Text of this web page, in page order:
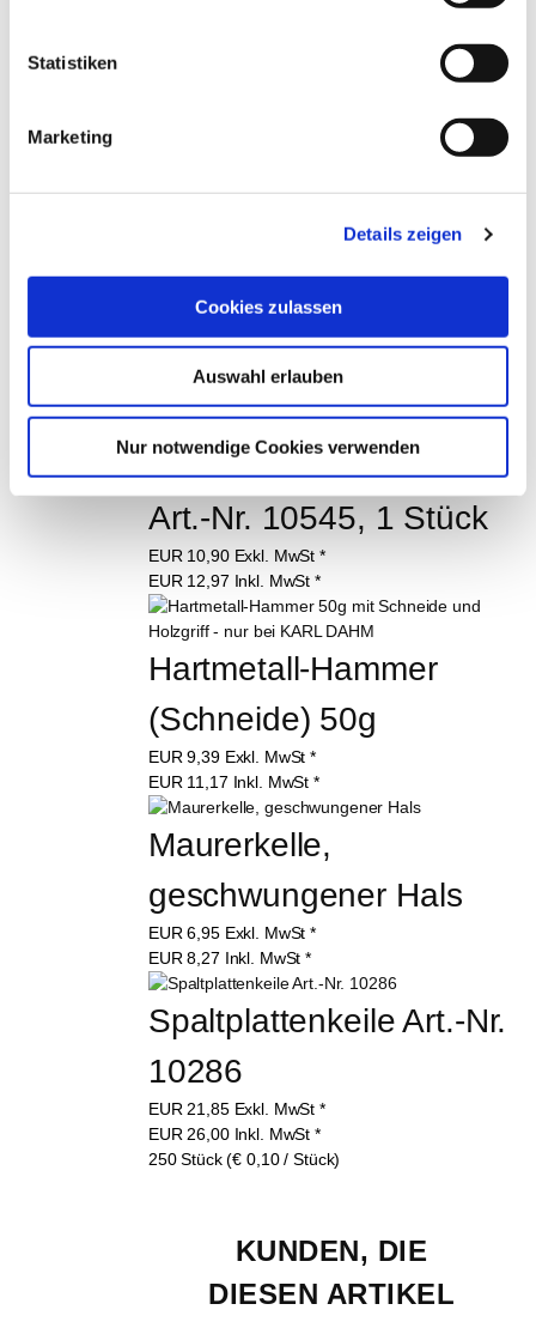
Statistiken
Marketing
Details zeigen
Cookies zulassen
Auswahl erlauben
Nur notwendige Cookies verwenden
DIESE PRODUKTE
KÖNNTEN SIE AUCH
INTERESSIEREN:
Senkloteinrichter DBGM
Art.-Nr. 10545, 1 Stück
EUR 10,90 Exkl. MwSt *
EUR 12,97 Inkl. MwSt *
Hartmetall-Hammer
(Schneide) 50g
EUR9,39 Exkl. MwSt *
EUR 11,17 Inkl. MwSt *
Maurerkelle,
geschwungener Hals
EUR6,95 Exkl. MwSt *
EUR8,27 Inkl. MwSt *
Spaltplattenkeile Art.-Nr.
10286
EUR 21,85 Exkl. MwSt *
EUR 26,00 Inkl. MwSt *
250 Stück (€ 0,10 / Stück)
KUNDEN, DIE
DIESEN ARTIKEL